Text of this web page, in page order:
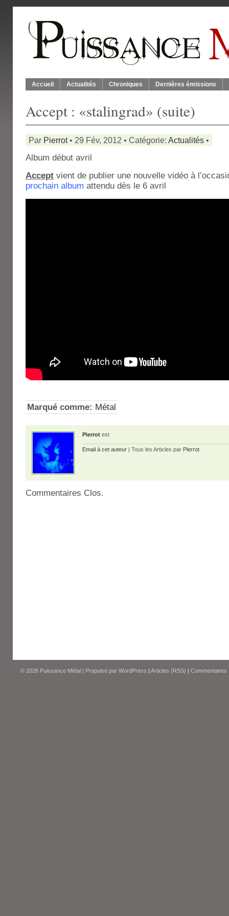
Accueil Actualités Chroniques Dernières émissions
Accept : «stalingrad» (suite)
Par Pierrot• 29 Fév, 2012 • Catégorie: Actualités •
Album début avril
Accept vient de publier une nouvelle vidéo à
prochain album attendu dès le 6 avril
Marqué comme: Métal
Pierrot est
Email à cet auteur | Tous les Articles par Pierrot
Commentaires Clos.
© 2026 Puissance Métal | Propulsé par WordPress | Articles (RSS) | Commentaires